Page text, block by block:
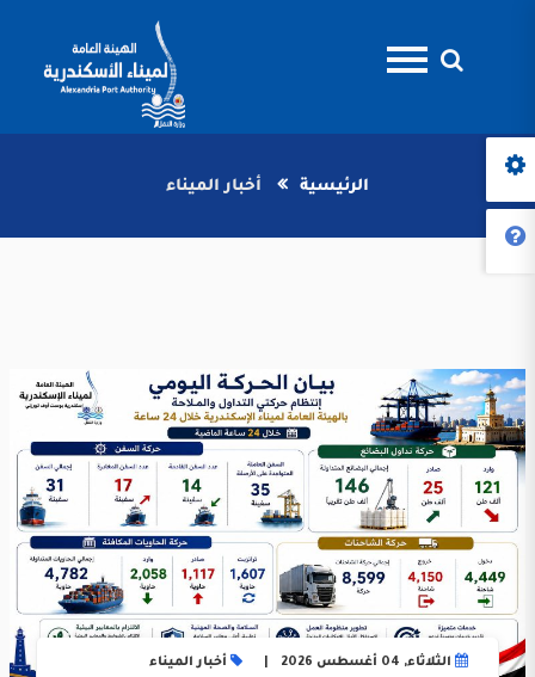
الرئيسية أخبار الميناء
الثلاثاء, 04 أغسطس 2026 أخبار الميناء